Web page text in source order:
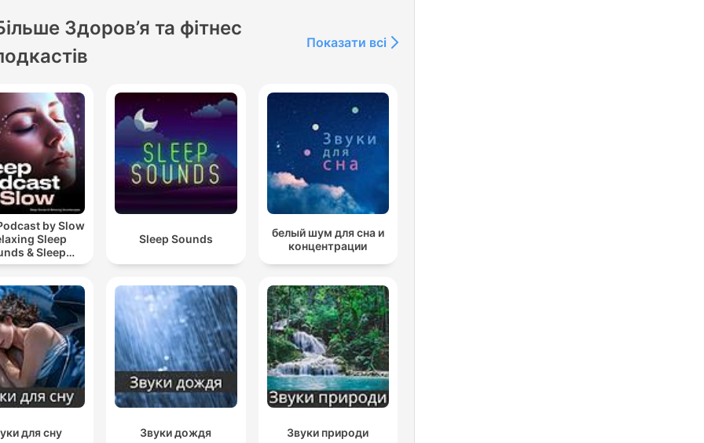
Здоров’я та фітнес
Показати всі
by Slow
Sleep
& Sleep
| Nature Sound
Sleep Sounds
белый шум для сна и
концентрации
для сну Звуки дождя Звуки природи